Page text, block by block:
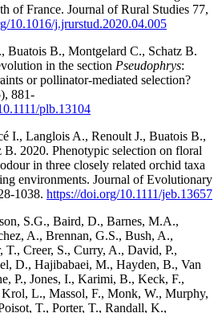
of France. Journal of Rural Studies 77,
10.1016/j.jrurstud.2020.04.005
Buatois B., Montgelard C., Schatz B.
in the section Pseudophrys:
or pollinator-mediated selection?
881-
plb.13104
I., Langlois A., Renoult J., Buatois B.,
2020. Phenotypic selection on floral
in three closely related orchid taxa
environments. Journal of Evolutionary
1038. https://doi.org/10.1111/jeb.13657
S.G., Baird, D., Barnes, M.A.,
A., Brennan, G.S., Bush, A.,
T., Creer, S., Curry, A., David, P.,
D., Hajibabaei, M., Hayden, B., Van
P., Jones, I., Karimi, B., Keck, F.,
L., Massol, F., Monk, W., Murphy,
T., Porter, T., Randall, K.,